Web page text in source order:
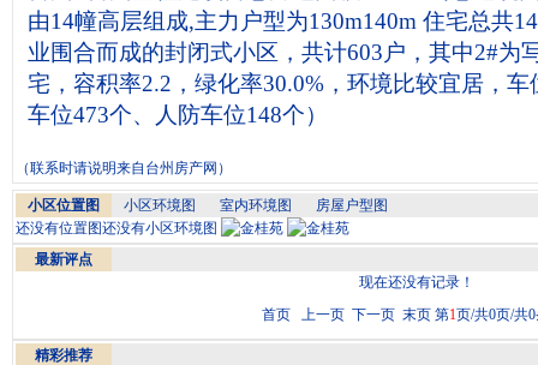
由14幢高层组成,主力户型为130m140m 住宅总共
业围合而成的封闭式小区，共计603户，其中2#为
宅，容积率2.2，绿化率30.0%，环境比较宜居，
车位473个、人防车位148个）
（联系时请说明来自 台州房产网 ）
小区位置图 小区环境图 室内环境图
房屋户型图
还没有位置图还没有小区环境图
最新评点
现在还没有记录！
首页 上一页 下一页 末页 第1页/共0页/共
精彩推荐